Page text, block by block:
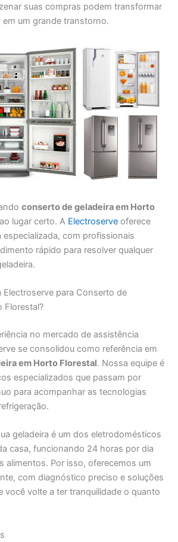
suas compras podem transformar
um grande transtorno.
conserto de geladeira em Horto
lugar certo. A Electroserve oferece
especializada, com profissionais
rápido para resolver qualquer
Electroserve para Conserto de
Florestal?
no mercado de assistência
se consolidou como referência em
em Horto Florestal. Nossa equipe é
especializados que passam por
para acompanhar as tecnologias
geladeira é um dos eletrodomésticos
casa, funcionando 24 horas por dia
alimentos. Por isso, oferecemos um
com diagnóstico preciso e soluções
você volte a ter tranquilidade o quanto